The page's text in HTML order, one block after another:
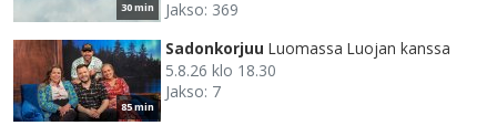
30 min
Jakso: 369
85 min
Sadonkorjuu Luomassa Luojan kanssa
5.8.26 klo 18.30
Jakso: 7